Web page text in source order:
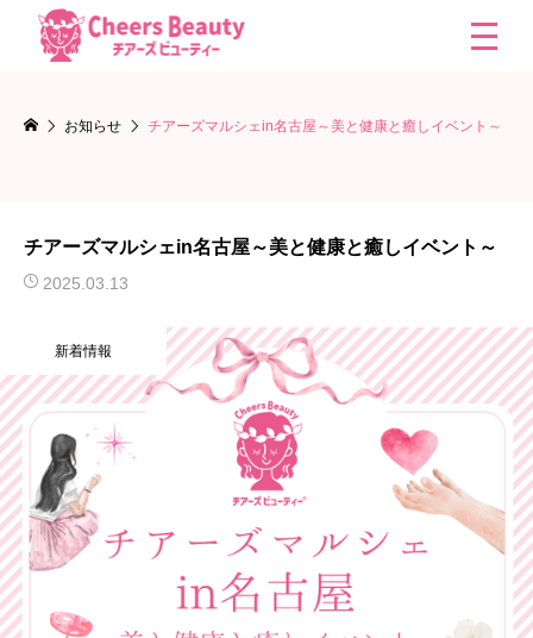
お知らせ チアーズマルシェin名古屋～美と健康と癒しイベント～
チアーズマルシェin名古屋～美と健康と癒しイベント～
2025.03.13
新着情報